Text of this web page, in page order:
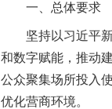
一、总体要求
坚持以习近平新
和数字赋能，推动
公众聚集场所投入
优化营商环境。